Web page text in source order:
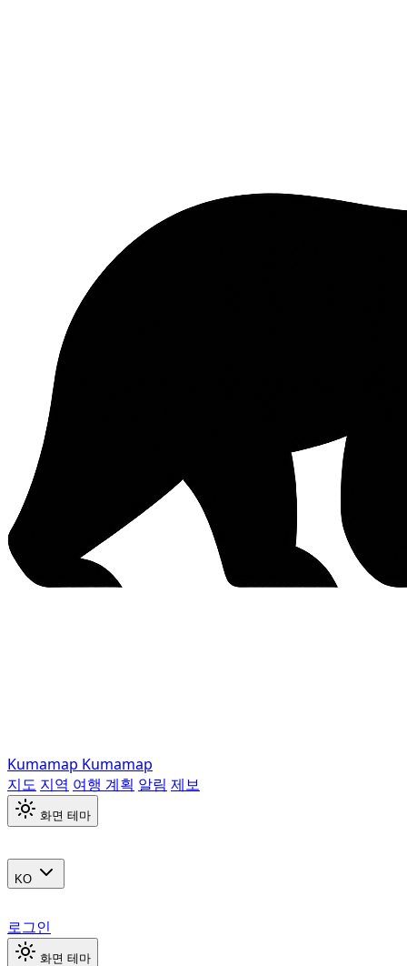
Kumamap Kumamap
지도 지역 여행 계획 알림 제보
화면 테마
KO
로그인
화면 테마